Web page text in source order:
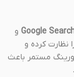
Google و
کرده و
مستمر باعث